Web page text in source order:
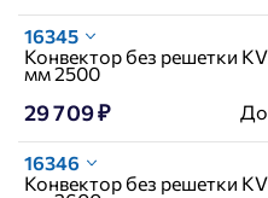
16345
Конвектор без решетки
мм 2500
29 709 ₽
16346
Конвектор без решетки